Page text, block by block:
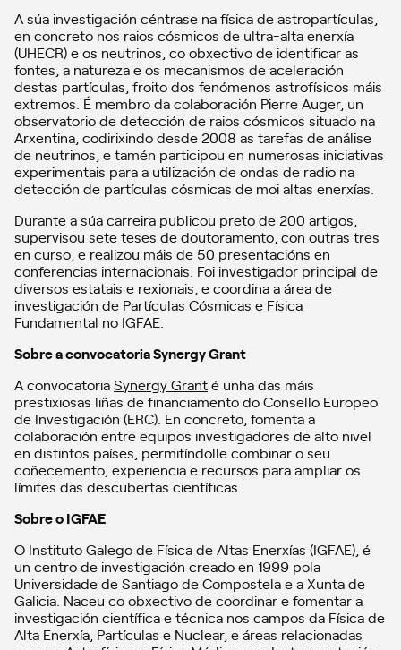
A súa investigación céntrase na física de astropartículas,
en concreto nos raios cósmicos de ultra-alta enerxía
(UHECR) e os neutrinos, co obxectivo de identificar as
fontes, a natureza e os mecanismos de aceleración
destas partículas, froito dos fenómenos astrofísicos máis
extremos. É membro da colaboración Pierre Auger, un
observatorio de detección de raios cósmicos situado na
Arxentina, codirixindo desde 2008 as tarefas de análise
de neutrinos, e tamén participou en numerosas iniciativas
experimentais para a utilización de ondas de radio na
detección de partículas cósmicas de moi altas enerxías.
Durante a súa carreira publicou preto de 200 artigos,
supervisou sete teses de doutoramento, con outras tres
en curso, e realizou máis de 50 presentacións en
conferencias internacionais. Foi investigador principal de
diversos estatais e rexionais, e coordina aárea de
investigación de Partículas Cósmicas e Física
Fundamental no IGFAE.
Sobre a convocatoria Synergy Grant
A convocatoriaSynergy Granté unha das máis
prestixiosas liñas de financiamento do Consello Europeo
de Investigación (ERC). En concreto, fomenta a
colaboración entre equipos investigadores de alto nivel
en distintos países, permitíndolle combinar o seu
coñecemento, experiencia e recursos para ampliar os
límites das descubertas científicas.
Sobre o IGFAE
O Instituto Galego de Física de Altas Enerxías (IGFAE), é
un centro de investigación creado en 1999 pola
Universidade de Santiago de Compostela e a Xunta de
Galicia. Naceu co obxectivo de coordinar e fomentar a
investigación científica e técnica nos campos da Física de
Alta Enerxía, Partículas e Nuclear, e áreas relacionadas